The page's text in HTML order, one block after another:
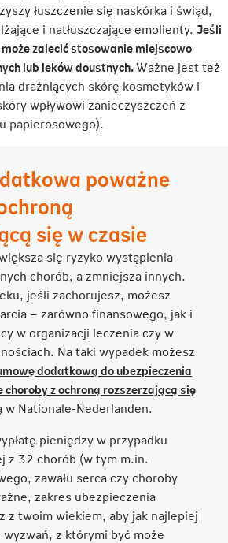
łuszczenie się naskórka i świąd,
i natłuszczające emolienty. Jeśli
zalecić stosowanie miejscowo
lub leków doustnych.Ważne jest też
drażniących skórę kosmetyków i
wpływowi zanieczyszczeń z
papierosowego).
poważne
się w czasie
się ryzyko wystąpienia
chorób, a zmniejsza innych.
jeśli zachorujesz, możesz
– zarówno finansowego, jak i
w organizacji leczenia czy w
Na taki wypadek możesz
dodatkową do ubezpieczenia
choroby z ochroną rozszerzającą się
w Nationale-Nederlanden.
pieniędzy w przypadku
z 32 chorób (w tym m.in.
zawału serca czy choroby
zakres ubezpieczenia
z twoim wiekiem, aby jak najlepiej
z którymi być może